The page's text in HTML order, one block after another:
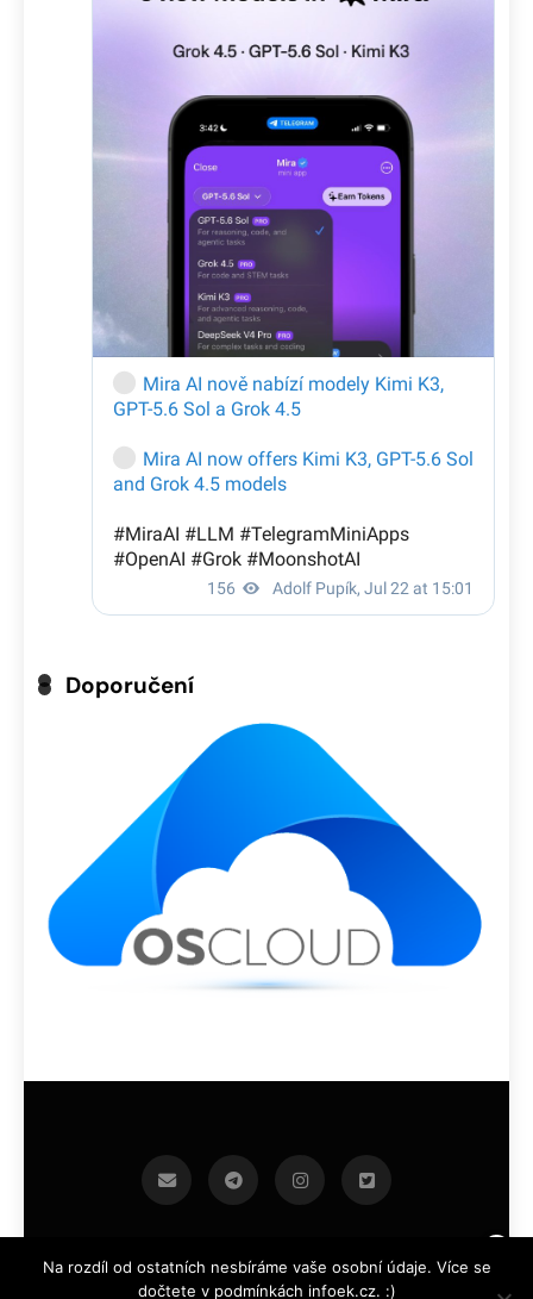
Doporučení
infoek.cz 2026.Developed By BlazeThemes .
Na rozdíl od ostatních nesbíráme vaše osobní údaje. Více se
dočtete v podmínkách infoek.cz. :)